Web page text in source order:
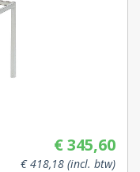
€ 345,60
€ 418,18 (incl. btw)